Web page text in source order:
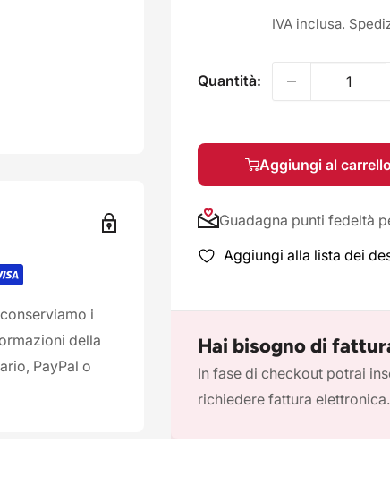
IVA inclusa.
Quantità:
Aggiungi al carrello
Guadagna punti fedeltà
Aggiungi alla lista dei
Hai bisogno di
In fase di checkout potrai
richiedere fattura elettronica.
i
della
PayPal o